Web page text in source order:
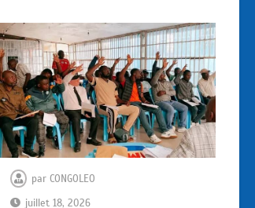
par CONGOLEO
juillet 18, 2026